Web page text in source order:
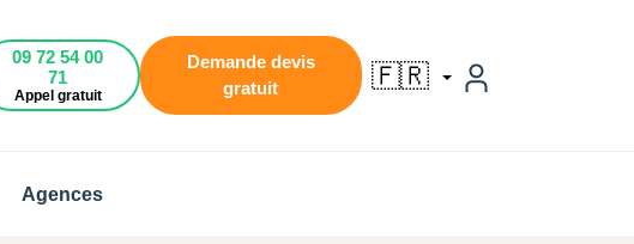
09 72 54 00
71
Appel gratuit
Demande devis
gratuit
🇫🇷
Agences